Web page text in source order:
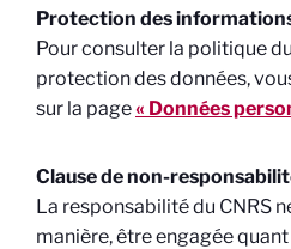
Protection des
Pour consulter la politique
protection des données,
sur la page« Données
Clause de non-
La responsabilité du CNRS
manière, être engagée